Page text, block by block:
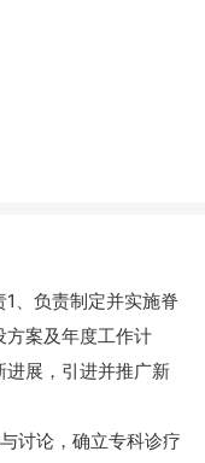
1、负责制定并实施脊
方案及年度工作计
展，引进并推广新
讨论，确立专科诊疗